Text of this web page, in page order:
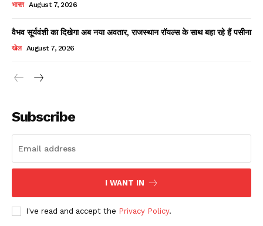
भारत August 7, 2026
वैभव सूर्यवंशी का दिखेगा अब नया अवतार, राजस्थान रॉयल्स के साथ बहा रहे हैं पसीना
खेल August 7, 2026
Subscribe
I WANT IN
I've read and accept the Privacy Policy.